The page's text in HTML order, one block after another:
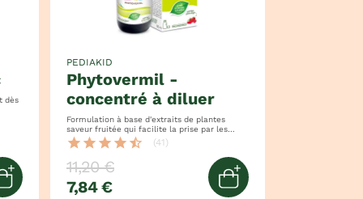
Ajouter au panier
phytovermil -
concentré à diluer
PEDIAKID
Formulation à base d'extraits de plantes
saveur fruitée qui facilite la prise par les
enfants aide à maintenir une sphère
intestinale saine
star star star star star_half (41)
11,20 €
7,84 €
Ajouter au panier